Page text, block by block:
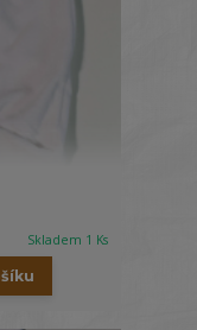
Skladem 1 Ks